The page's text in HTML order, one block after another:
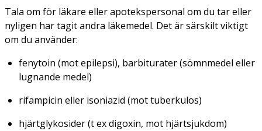
Tala om för läkare eller apotekspersonal om du tar eller
nyligen har tagit andra läkemedel. Det är särskilt viktigt
om du använder:
fenytoin (mot epilepsi), barbiturater (sömnmedel eller
lugnande medel)
rifampicin eller isoniazid (mot tuberkulos)
hjärtglykosider (t ex digoxin, mot hjärtsjukdom)